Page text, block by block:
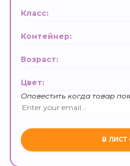
Класс:
Контейнер:
Возраст:
Цвет:
Оповестить когда товар